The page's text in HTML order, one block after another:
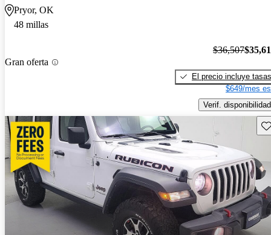
Pryor, OK
48 millas
Gran oferta
$36,507
El precio incluye tasas
$649/mes
Verif. disponibilidad